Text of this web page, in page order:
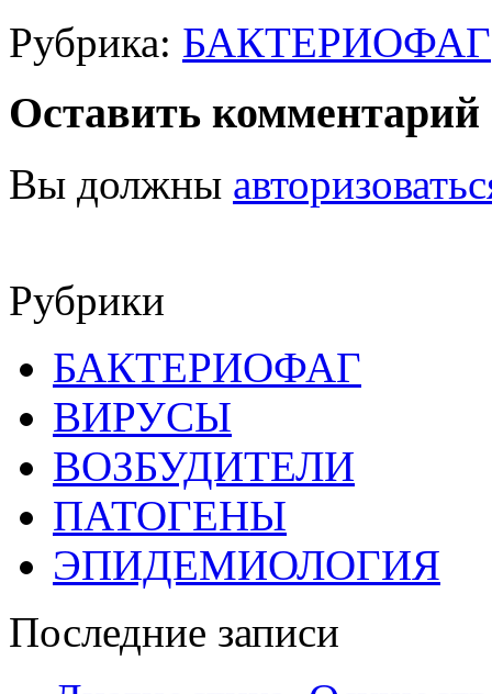
Рубрика: БАКТЕРИОФАГ
Оставить комментарий
Вы должны
Рубрики
БАКТЕРИОФАГ
ВИРУСЫ
ВОЗБУДИТЕЛИ
ПАТОГЕНЫ
ЭПИДЕМИОЛОГИЯ
Последние записи